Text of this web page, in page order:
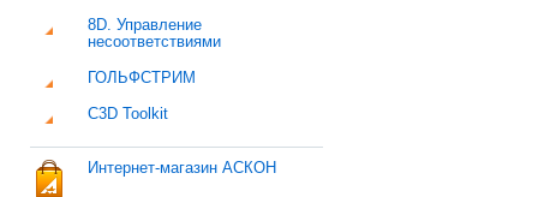
8D. Управление
несоответствиями
ГОЛЬФСТРИМ
C3D Toolkit
Интернет-магазин АСКОН